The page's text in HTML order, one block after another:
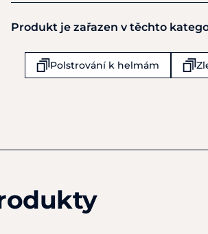
KEP ITALIA S.r.l.
Calvagese della Riviera (Bs)
IT25080
Produkt je zařazen v těchto
Polstrování k helmám